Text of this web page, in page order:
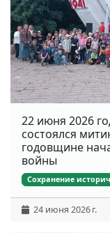
22 июня 2026
состоялся
годовщине
войны
Сохранение
24 июня 2026 г.